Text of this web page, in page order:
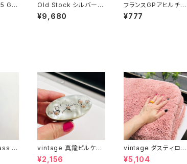
GP
Old Stock シルバー9
25 GP ショートチェー
ン
¥9,680
フランスGPアヒルチャ
ーム Old Stock GPチ
ェーンネックレス（37c
¥777
c
vintage 真鍮ピルケー
ス
¥2,156
vintage ダスティロー
ズ バスマット
¥5,104